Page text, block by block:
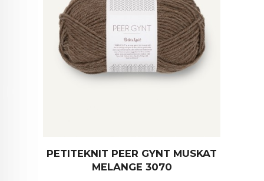
PETITEKNIT PEER GYNT MUSKAT
MELANGE 3070